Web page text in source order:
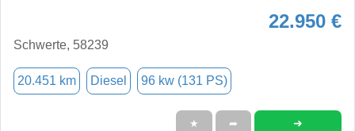
22.950 €
Schwerte, 58239
20.451 km Diesel 96 kw (131 PS)
★ ➦ ➜